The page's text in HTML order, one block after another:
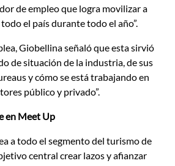
de empleo que logra movilizar a
el país durante todo el año”.
Giobellina señaló que esta sirvió
de situación de la industria, de sus
y cómo se está trabajando en
público y privado”.
en Meet Up
a todo el segmento del turismo de
central crear lazos y afianzar